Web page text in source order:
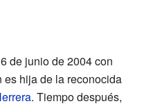
de junio de 2004 con
hija de la reconocida
. Tiempo después,